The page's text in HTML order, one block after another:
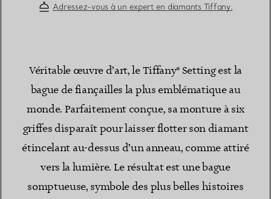
Adressez-vous à un expert en diamants Tiffany.
Véritable œuvre d’art, le Tiffany® Setting est la
bague de fiançailles la plus emblématique au
monde. Parfaitement conçue, sa monture à six
griffes disparaît pour laisser flotter son diamant
étincelant au-dessus d’un anneau, comme attiré
vers la lumière. Le résultat est une bague
somptueuse, symbole des plus belles histoires